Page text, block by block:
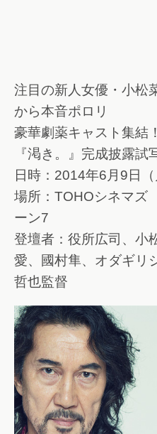
注目の新人女優・小松
から本音ポロリ
豪華劇薬キャスト集結！
『渇き。』完成披露試
日時：2014年6月9日
場所：TOHOシネマ
ーン7
登壇者：役所広司、小
愛、國村隼、オダギリ
哲也監督